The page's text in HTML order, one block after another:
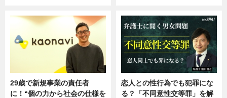
29歳で新規事業の責任者
に！“個の力から社会の仕様を
恋人との性行為でも犯罪にな
る？「不同意性交等罪」を解